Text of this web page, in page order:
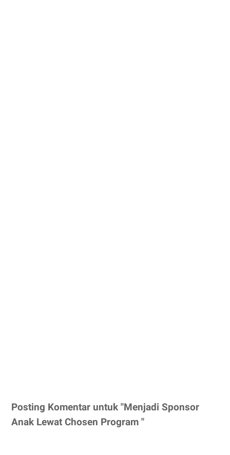
Posting Komentar untuk "Menjadi Sponsor
Anak Lewat Chosen Program "